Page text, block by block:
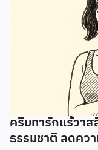
ครีมทารักแร้วาส
ธรรมชาติ ลดคว